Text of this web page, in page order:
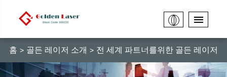
홈 골든 레이저 소개 전 세계 파트너를위한 골든 레이저